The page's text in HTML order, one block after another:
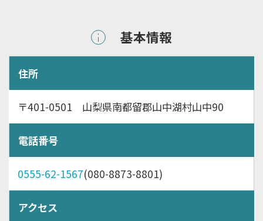
基本情報
住所
〒401-0501 山梨県南都留郡山中湖村山中90
電話番号
0555-62-1567(080-8873-8801)
アクセス